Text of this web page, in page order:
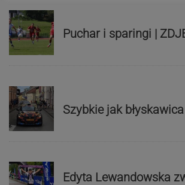
Puchar i sparingi |
Szybkie jak
Edyta Lewandowska